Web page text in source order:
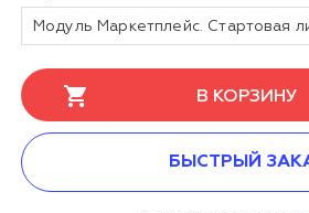
В КОРЗИНУ
БЫСТРЫЙ